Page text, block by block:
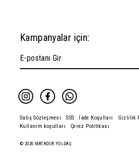
Kampanyalar için:
© 2026 MATADOR YOLDAŞ
Satış Sözleşmesi SSS İade Koşulları
Gizlilik
Kullanım koşulları
Çerez Politikası